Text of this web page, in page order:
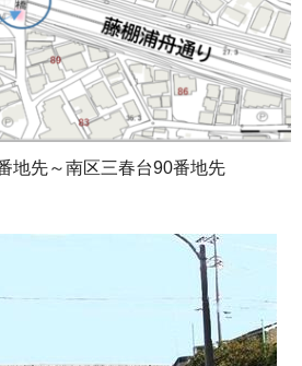
地先～南区三春台90番地先